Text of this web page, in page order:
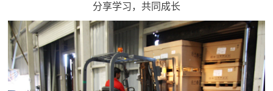
分享学习，共同成长